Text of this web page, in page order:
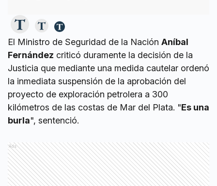
El Ministro de Seguridad de la Nación Aníbal
Fernández criticó duramente la decisión de la
Justicia que mediante una medida cautelar ordenó
la inmediata suspensión de la aprobación del
proyecto de exploración petrolera a 300
kilómetros de las costas de Mar del Plata. "Es una
burla", sentenció.
Ads